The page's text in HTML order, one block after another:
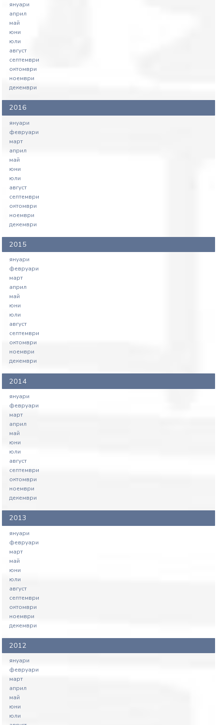
януари
април
май
юни
юли
август
септември
октомври
ноември
декември
2016
януари
февруари
март
април
май
юни
юли
август
септември
октомври
ноември
декември
2015
януари
февруари
март
април
май
юни
юли
август
септември
октомври
ноември
декември
2014
януари
февруари
март
април
май
юни
юли
август
септември
октомври
ноември
декември
2013
януари
февруари
март
май
юни
юли
август
септември
октомври
ноември
декември
2012
януари
февруари
март
април
май
юни
юли